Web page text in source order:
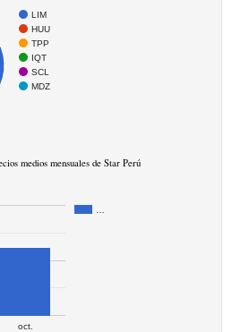
LIM
HUU
TPP
IQT
SCL
MDZ
medios mensuales de Star Perú
oct.